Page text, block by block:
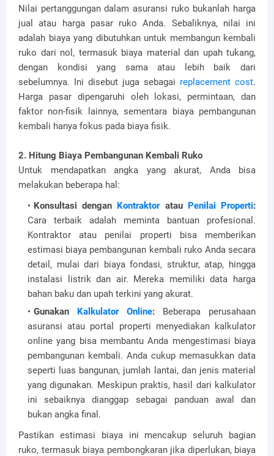
Nilai pertanggungan dalam asuransi ruko bukanlah harga
jual atau harga pasar ruko Anda. Sebaliknya, nilai ini
adalah biaya yang dibutuhkan untuk membangun kembali
ruko dari nol, termasuk biaya material dan upah tukang,
dengan kondisi yang sama atau lebih baik dari
sebelumnya. Ini disebut juga sebagai replacement cost.
Harga pasar dipengaruhi oleh lokasi, permintaan, dan
faktor non-fisik lainnya, sementara biaya pembangunan
kembali hanya fokus pada biaya fisik.
2. Hitung Biaya Pembangunan Kembali Ruko
Untuk mendapatkan angka yang akurat, Anda bisa
melakukan beberapa hal:
Konsultasi dengan Kontraktoratau Penilai Properti:
Cara terbaik adalah meminta bantuan profesional.
Kontraktor atau penilai properti bisa memberikan
estimasi biaya pembangunan kembali ruko Anda secara
detail, mulai dari biaya fondasi, struktur, atap, hingga
instalasi listrik dan air. Mereka memiliki data harga
bahan baku dan upah terkini yang akurat.
Gunakan Kalkulator Online: Beberapa perusahaan
asuransi atau portal properti menyediakan kalkulator
online yang bisa membantu Anda mengestimasi biaya
pembangunan kembali. Anda cukup memasukkan data
seperti luas bangunan, jumlah lantai, dan jenis material
yang digunakan. Meskipun praktis, hasil dari kalkulator
ini sebaiknya dianggap sebagai panduan awal dan
bukan angka final.
Pastikan estimasi biaya ini mencakup seluruh bagian
ruko, termasuk biaya pembongkaran jika diperlukan, biaya